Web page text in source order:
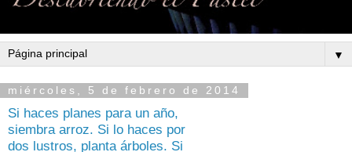
▼
miércoles, 5 de febrero de 2014
Si haces planes para un año,
siembra arroz. Si lo haces por
dos lustros, planta árboles. Si